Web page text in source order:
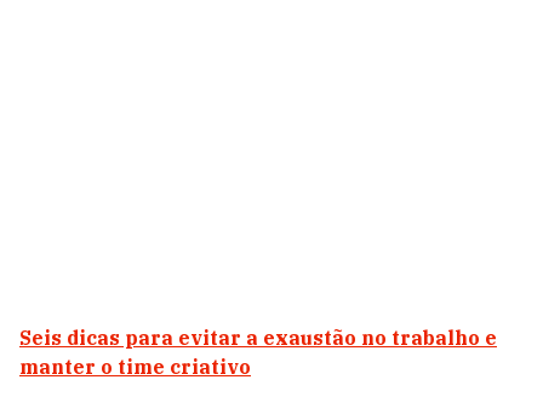
Seis dicas para evitar a exaustão no trabalho e
manter o time criativo